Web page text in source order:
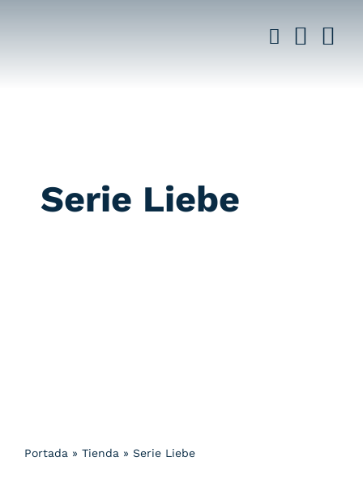
Serie Liebe
Portada » Tienda » Serie Liebe